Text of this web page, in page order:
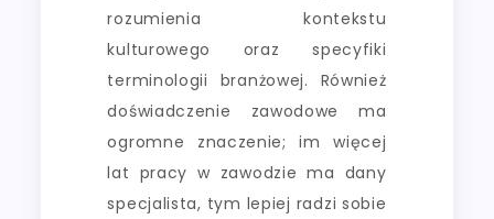
rozumienia kontekstu
kulturowego oraz specyfiki
terminologii branżowej. Również
doświadczenie zawodowe ma
ogromne znaczenie; im więcej
lat pracy w zawodzie ma dany
specjalista, tym lepiej radzi sobie